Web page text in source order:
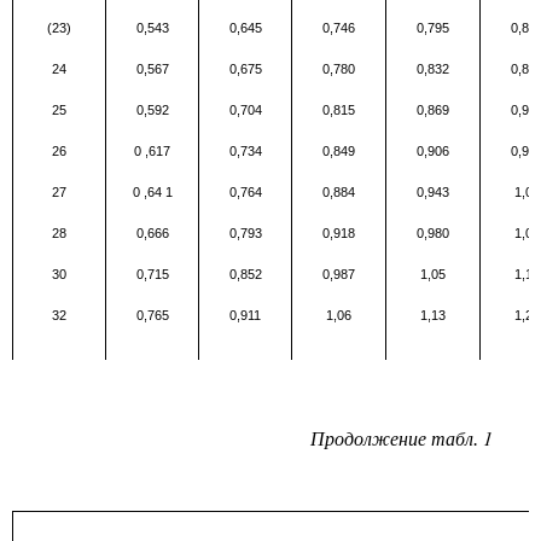
(23) 0,543 0,645 0,746 0,795
24 0,567 0,675 0,780 0,832
25 0,592 0,704 0,815 0,869
26 0 ,617 0,734 0,849 0,906
27 0,641 0,764 0,884 0,943 1,00
28 0,666 0,793 0,918 0,980 1,04
30 0,715 0,852 0,987 1,05 1,12
32 0,765 0,911 1,06 1,13 1,20
Продолжение табл. 1